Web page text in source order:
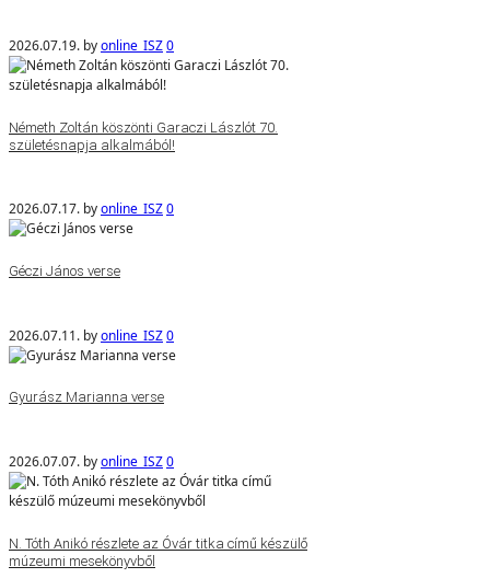
2026.07.19. byonline_ISZ0
Németh Zoltán köszönti Garaczi Lászlót 70.
születésnapja alkalmából!
2026.07.17. byonline_ISZ0
Géczi János verse
2026.07.11. byonline_ISZ0
Gyurász Marianna verse
2026.07.07. byonline_ISZ0
N. Tóth Anikó részlete az Óvár titka című készülő
múzeumi mesekönyvből